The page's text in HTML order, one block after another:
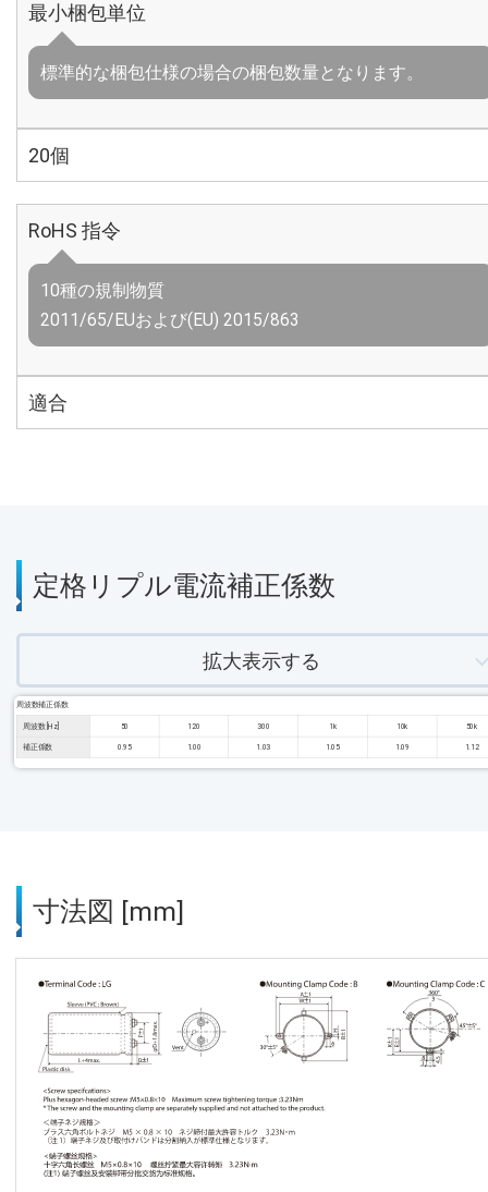
最小梱包単位
標準的な梱包仕様の場合の梱包数量となります。
20個
RoHS 指令
10種の規制物質
2011/65/EUおよび(EU) 2015/863
適合
定格リプル電流補正係数
拡大表示する
周波数補正係数
周波数 [Hz] 50 120 300 1k 10k 50k
補正係数 0.95 1.00 1.03 1.05 1.09 1.12
寸法図 [mm]